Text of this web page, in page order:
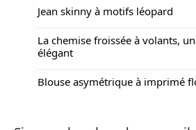
Jean skinny à motifs léopard
La chemise froissée à volants,
élégant
Blouse asymétrique à imprimé